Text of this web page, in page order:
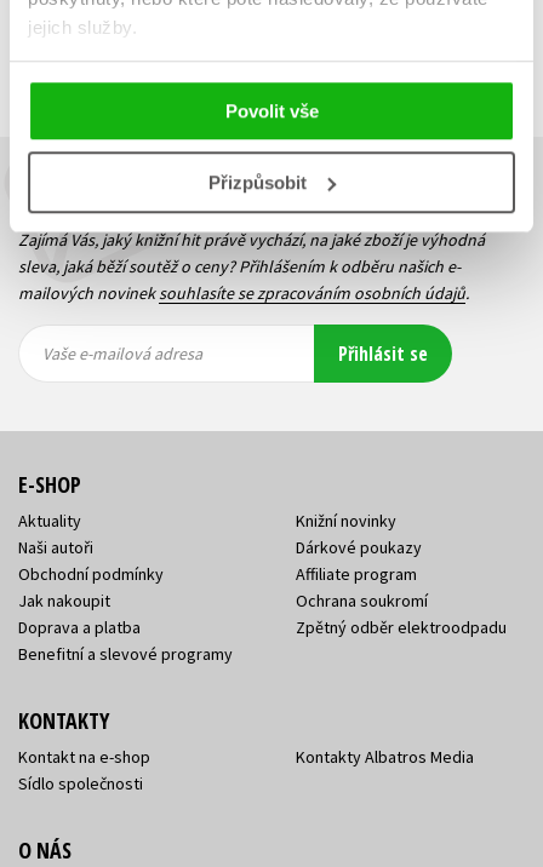
jejich služby.
Povolit vše
Přizpůsobit
Zobrazuji 1 až 3 z celkem 3 záznamů
Předchozí 1 Další
Budete to vědět jako první!
Zajímá Vás, jaký knižní hit právě vychází, na jaké zboží je výhodná
sleva, jaká běží soutěž o ceny? Přihlášením k odběru našich e-
mailových novineksouhlasíte se zpracováním osobních údajů.
mailová
mailová
Vaše e-mailová adresa Přihlásit se
E-SHOP
Aktuality
Naši autoři
Obchodní podmínky
Jak nakoupit
Doprava a platba
Benefitní a slevové programy
Knižní novinky
Dárkové poukazy
Affiliate program
Ochrana soukromí
Zpětný odběr elektroodpadu
KONTAKTY
Kontakt na e-shop
Sídlo společnosti
Kontakty Albatros Media
O NÁS